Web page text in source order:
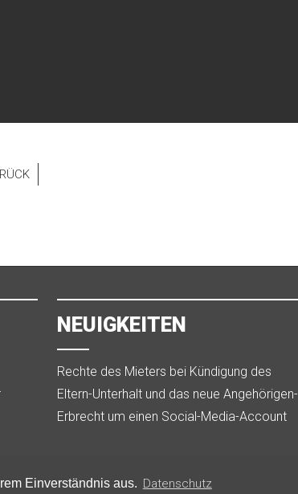
Einverständnis aus. Datenschutz
NEUIGKEITEN
Rechte des Mieters bei Kündigung des
Mietverhältnisses durch den Vermieter!
Eltern-Unterhalt und das neue Angehörigen-
Entlastungs Gesetz
Erbrecht um einen Social-Media-Account
Datenschutz | Impressum